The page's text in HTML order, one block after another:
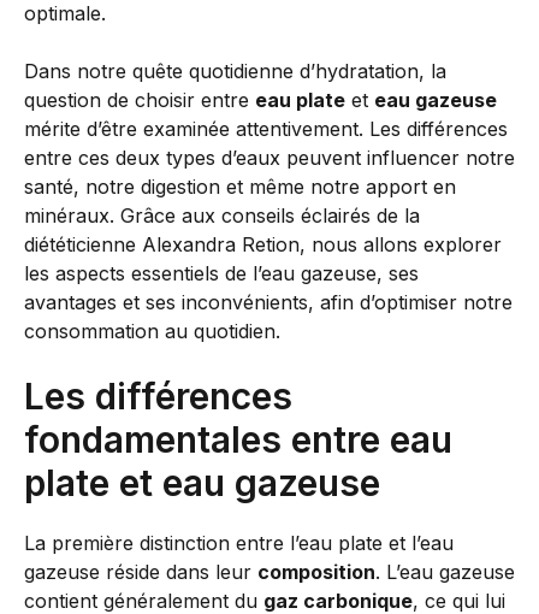
optimale.
Dans notre quête quotidienne d’hydratation, la
question de choisir entre eau plate et eau gazeuse
mérite d’être examinée attentivement. Les différences
entre ces deux types d’eaux peuvent influencer notre
santé, notre digestion et même notre apport en
minéraux. Grâce aux conseils éclairés de la
diététicienne Alexandra Retion, nous allons explorer
les aspects essentiels de l’eau gazeuse, ses
avantages et ses inconvénients, afin d’optimiser notre
consommation au quotidien.
Les différences
fondamentales entre eau
plate et eau gazeuse
La première distinction entre l’eau plate et l’eau
gazeuse réside dans leur composition. L’eau gazeuse
contient généralement du gaz carbonique, ce qui lui